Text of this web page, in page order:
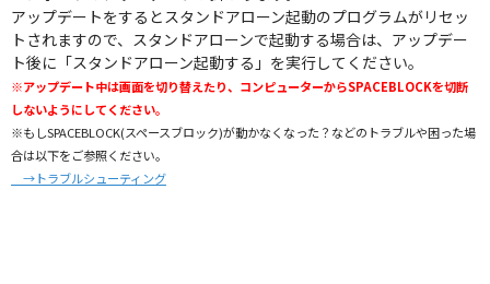
アップデートをするとスタンドアローン起動のプログラムがリセッ
トされますので、スタンドアローンで起動する場合は、アップデー
ト後に「スタンドアローン起動する」を実行してください。
※アップデート中は画面を切り替えたり、コンピューターからSPACEBLOCKを切断
しないようにしてください。
※もしSPACEBLOCK(スペースブロック)が動かなくなった？などのトラブルや困った場
合は以下をご参照ください。
→トラブルシューティング